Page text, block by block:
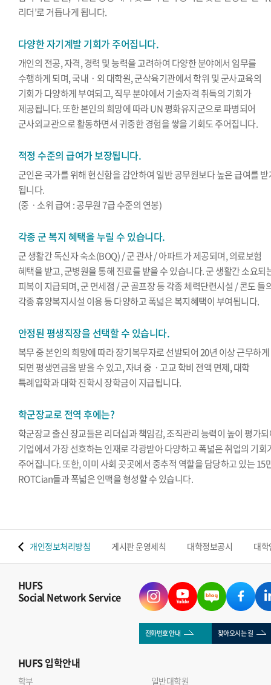
리더’로 거듭나게 됩니다.
다양한 자기계발 기회가 주어집니다.
개인의 전공, 자격, 경력 및 능력을 고려하여 다양한 분야에서 임무를
수행하게 되며, 국내ㆍ외 대학원, 군삭육기관에서 학위 및 군사교육의
기회가 다양하게 부여되고, 직무 분야에서 기술자격 취득의 기회가
제공됩니다. 또한 본인의 희망에 따라 UN 평화유지군으로 파병되어
군사외교관으로 활동하면서 귀중한 경험을 쌓을 기회도 주어집니다.
적정 수준의 급여가 보장됩니다.
군인은 국가를 위해 헌신함을 감안하여 일반 공무원보다 높은 급여를
됩니다.
(중ㆍ소위 급여 : 공무원 7급 수준의 연봉)
각종 군 복지 혜택을 누릴 수 있습니다.
군 생활간 독신자 숙소(BOQ) / 군 관사 / 아파트가 제공되며, 의료보험
혜택을 받고, 군병원을 통해 진료를 받을 수 있습니다. 군 생활간 소요되
피복이 지급되며, 군 면세점 / 군 골프장 등 각종 체력단련시설 / 콘도 들
각종 휴양복지시설 이용 등 다양하고 폭넓은 복지혜택이 부여됩니다.
안정된 평생직장을 선택할 수 있습니다.
복무 중 본인의 희망에 따라 장기복무자로 선발되어 20년 이상 근무하게
되면 평생연금을 받을 수 있고, 자녀 중ㆍ고교 학비 전액 면제, 대학
특례입학과 대학 진학시 장학금이 지급됩니다.
학군장교로 전역 후에는?
학군장교 출신 장교들은 리더십과 책임감, 조직관리 능력이 높이 평가
기업에서 가장 선호하는 인재로 각광받아 다양하고 폭넓은 취업의 기회
주어집니다. 또한, 이미 사회 곳곳에서 중추적 역할을 담당하고 있는 15
ROTCian들과 폭넓은 인맥을 형성할 수 있습니다.
개인정보처리방침 게시판 운영세칙 대학정보공시 대
HUFS
Social Network Service
전화번호 안내 찾아오시는 길
HUFS입학안내
학부
일반대학원